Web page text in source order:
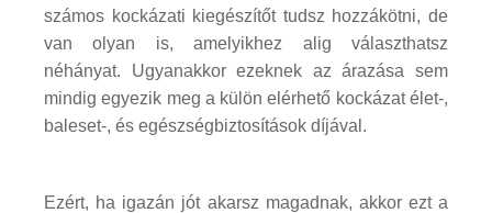
számos kockázati kiegészítőt tudsz hozzákötni, de
van olyan is, amelyikhez alig választhatsz
néhányat. Ugyanakkor ezeknek az árazása sem
mindig egyezik meg a külön elérhető kockázat élet-,
baleset-, és egészségbiztosítások díjával.
Ezért, ha igazán jót akarsz magadnak, akkor ezt a